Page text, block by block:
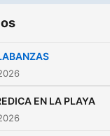
EN LA PLAYA